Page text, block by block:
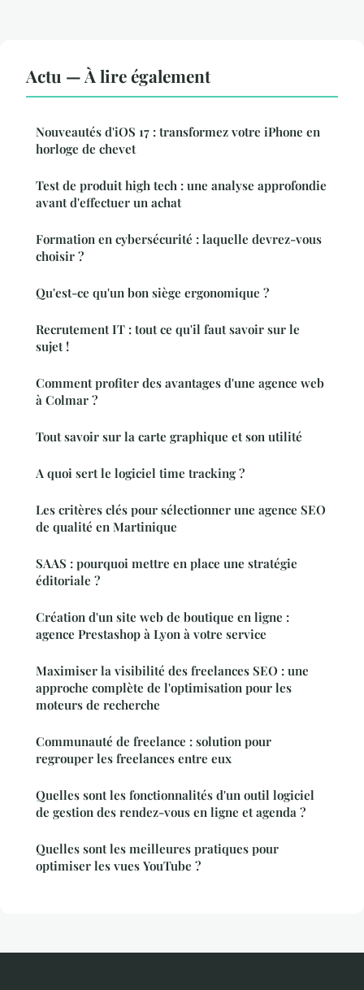
Actu — À lire également
Nouveautés d'iOS 17 : transformez votre iPhone en
horloge de chevet
Test de produit high tech : une analyse approfondie
avant d'effectuer un achat
Formation en cybersécurité : laquelle devrez-vous
choisir ?
Qu'est-ce qu'un bon siège ergonomique ?
Recrutement IT : tout ce qu'il faut savoir sur le
sujet !
Comment profiter des avantages d'une agence web
à Colmar ?
Tout savoir sur la carte graphique et son utilité
A quoi sert le logiciel time tracking ?
Les critères clés pour sélectionner une agence SEO
de qualité en Martinique
SAAS : pourquoi mettre en place une stratégie
éditoriale ?
Création d'un site web de boutique en ligne :
agence Prestashop à Lyon à votre service
Maximiser la visibilité des freelances SEO : une
approche complète de l'optimisation pour les
moteurs de recherche
Communauté de freelance : solution pour
regrouper les freelances entre eux
Quelles sont les fonctionnalités d'un outil logiciel
de gestion des rendez-vous en ligne et agenda ?
Quelles sont les meilleures pratiques pour
optimiser les vues YouTube ?